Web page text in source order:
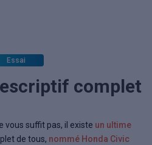
Essai
complet
vous suffit pas, il existe un ultime
de tous, nommé Honda Civic